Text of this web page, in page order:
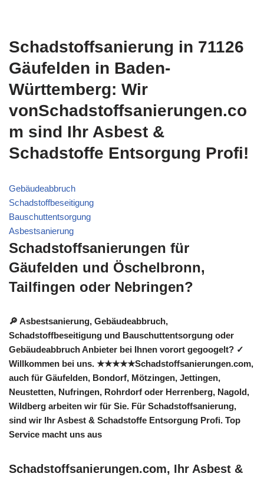
Schadstoffsanierung in 71126
Gäufelden in Baden-
Württemberg: Wir
vonSchadstoffsanierungen.co
m sind Ihr Asbest &
Schadstoffe Entsorgung Profi!
Gebäudeabbruch
Schadstoffbeseitigung
Bauschuttentsorgung
Asbestsanierung
Schadstoffsanierungen für
Gäufelden und Öschelbronn,
Tailfingen oder Nebringen?
🔎 Asbestsanierung, Gebäudeabbruch,
Schadstoffbeseitigung und Bauschuttentsorgung oder
Gebäudeabbruch Anbieter bei Ihnen vorort gegoogelt? ✓
Willkommen bei uns. ★★★★★Schadstoffsanierungen.com,
auch für Gäufelden, Bondorf, Mötzingen, Jettingen,
Neustetten, Nufringen, Rohrdorf oder Herrenberg, Nagold,
Wildberg arbeiten wir für Sie. Für Schadstoffsanierung,
sind wir Ihr Asbest & Schadstoffe Entsorgung Profi. Top
Service macht uns aus
Schadstoffsanierungen.com, Ihr Asbest &